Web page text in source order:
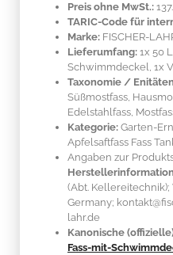
Preis ohne MwSt.:
TARIC-Code für
Marke: FISCHER-
Lieferumfang: 1x 50
Schwimmdeckel, 1x
Taxonomie /
Süßmostfass,
Edelstahlfass,
Kategorie: Garten-
Apfelsaftfass Fass
Angaben zur
(Abt. Kellereitechnik);
Germany;
lahr.de
Kanonische
Fass-mit-